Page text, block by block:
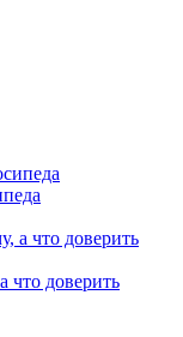
что доверить